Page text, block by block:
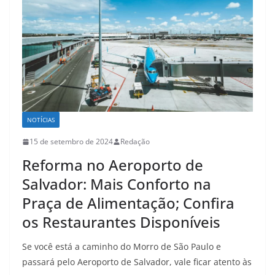
NOTÍCIAS
15 de setembro de 2024 Redação
Reforma no Aeroporto de
Salvador: Mais Conforto na
Praça de Alimentação; Confira
os Restaurantes Disponíveis
Se você está a caminho do Morro de São Paulo e
passará pelo Aeroporto de Salvador, vale ficar atento às